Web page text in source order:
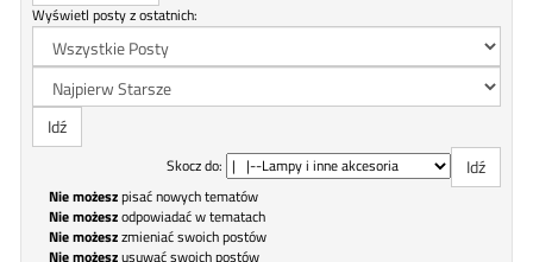
Wyświetl posty z ostatnich:
Skocz do:
Nie możeszpisać nowych tematów
Nie możeszodpowiadać w tematach
Nie możeszzmieniać swoich postów
Nie możeszusuwać swoich postów